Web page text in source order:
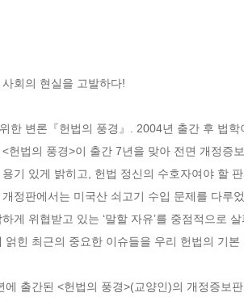
회의 현실을 고발하다!
한 변론『헌법의 풍경』. 2004년 출간 후 법
헌법의 풍경>이 출간 7년을 맞아 전면 개정증
기 있게 밝히고, 헌법 정신의 수호자여야 할
정판에서는 미국산 쇠고기 수입 문제를 다루
게 위협받고 있는 ‘말할 자유’를 중점적으로
얽힌 최근의 중요한 이슈들을 우리 헌법의 기
출간된 <헌법의 풍경>(교양인)의 개정증보